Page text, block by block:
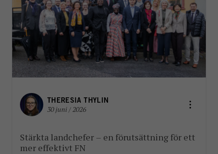
THERESIA THYLIN
30 juni / 2026
Stärkta landchefer – en förutsättning för ett
mer effektivt FN